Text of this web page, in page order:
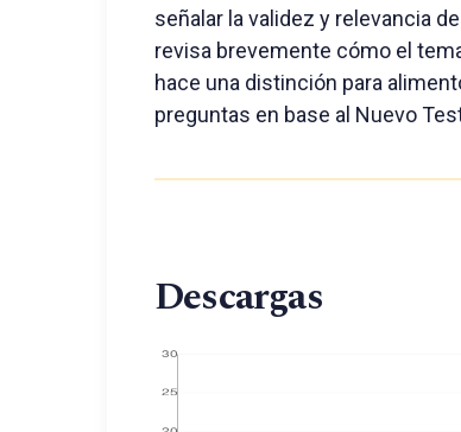
señalar la validez y relevancia
revisa brevemente cómo el
hace una distinción para
preguntas en base al Nuevo
Descargas